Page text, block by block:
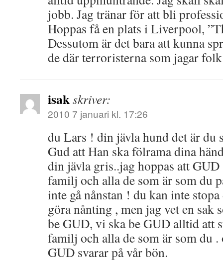
jobb. Jag tränar för att bli
Hoppas få en plats i Liverpool,
Dessutom är det bara att kunna
de där terroristerna som jagar
isakskriver:
2010 7 januari kl. 17:26
du Lars ! din jävla hund det är du
Gud att Han ska fölrama dina
din jävla gris..jag hoppas att
familj och alla de som är som du
inte gå nånstan ! du kan inte
göra nånting , men jag vet en sak
be GUD, vi ska be GUD alltid att
familj och alla de som är som du .
GUD svarar på vår bön.